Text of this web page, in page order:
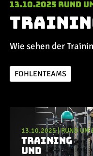
13.10.2025 Rund
Wie sehen der
FOHLENTEAMS
Aktuelle
13.10.2025|RUND UM
TRAINING
UND